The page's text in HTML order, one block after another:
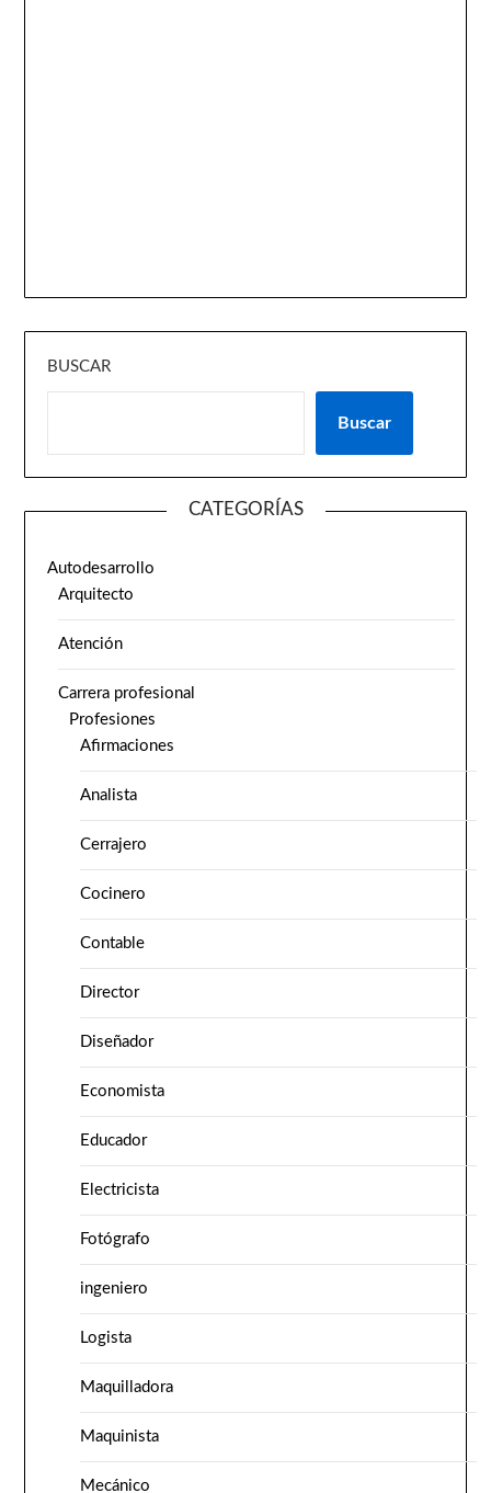
BUSCAR
Buscar
CATEGORÍAS
Autodesarrollo
Arquitecto
Atención
Carrera profesional
Profesiones
Afirmaciones
Analista
Cerrajero
Cocinero
Contable
Director
Diseñador
Economista
Educador
Electricista
Fotógrafo
ingeniero
Logista
Maquilladora
Maquinista
Mecánico